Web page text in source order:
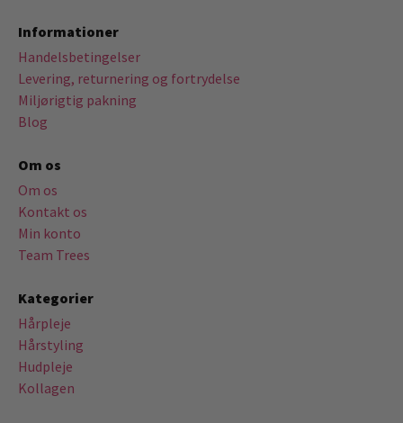
Informationer
Handelsbetingelser
Levering, returnering og fortrydelse
Miljørigtig pakning
Blog
Om os
Om os
Kontakt os
Min konto
Team Trees
Kategorier
Hårpleje
Hårstyling
Hudpleje
Kollagen